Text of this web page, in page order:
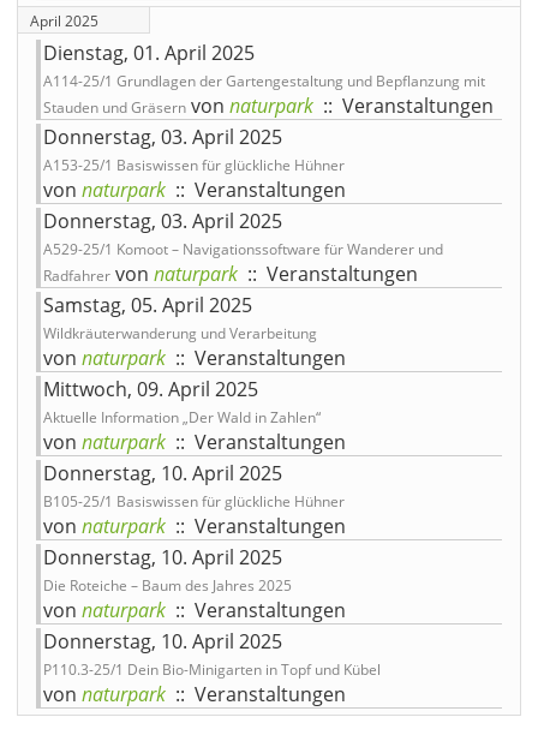
April 2025
Dienstag, 01. April 2025
A114-25/1 Grundlagen der Gartengestaltung und Bepflanzung mit
Stauden und Gräsern von naturpark :: Veranstaltungen
Donnerstag, 03. April 2025
A153-25/1 Basiswissen für glückliche Hühner
von naturpark :: Veranstaltungen
Donnerstag, 03. April 2025
A529-25/1 Komoot – Navigationssoftware für Wanderer und
Radfahrer von naturpark :: Veranstaltungen
Samstag, 05. April 2025
Wildkräuterwanderung und Verarbeitung
von naturpark :: Veranstaltungen
Mittwoch, 09. April 2025
Aktuelle Information „Der Wald in Zahlen“
von naturpark :: Veranstaltungen
Donnerstag, 10. April 2025
B105-25/1 Basiswissen für glückliche Hühner
von naturpark :: Veranstaltungen
Donnerstag, 10. April 2025
Die Roteiche – Baum des Jahres 2025
von naturpark :: Veranstaltungen
Donnerstag, 10. April 2025
P110.3-25/1 Dein Bio-Minigarten in Topf und Kübel
von naturpark :: Veranstaltungen